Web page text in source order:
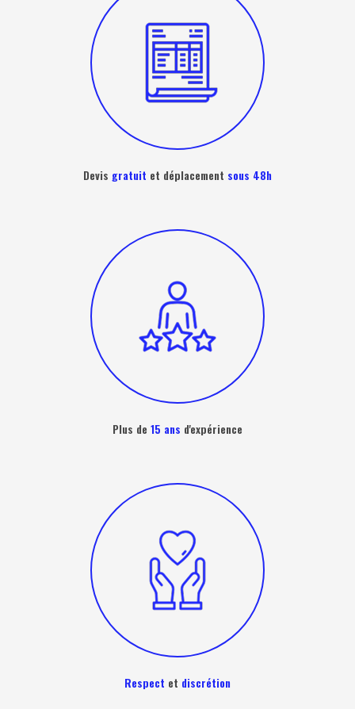
Devis gratuit et déplacement sous 48h
Plus de 15 ans d'expérience
Respect et discrétion